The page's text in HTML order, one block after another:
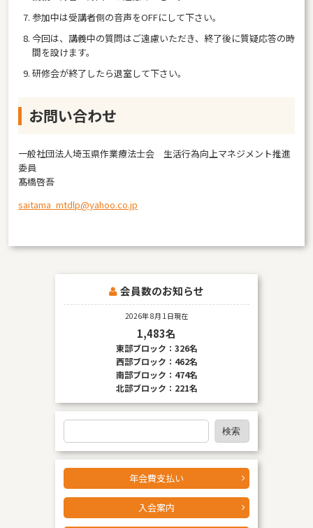
参加中は受講者側の音声をOFFにして下さい。
今回は、講義中の質問はご遠慮いただき、終了後に質疑応答の時
間を設けます。
研修会が終了したら退室して下さい。
お問い合わせ
一般社団法人埼玉県作業療法士会 生活行為向上マネジメント推進
委員
髙橋啓吾
saitama_mtdlp@yahoo.co.jp
会員数のお知らせ
2026年 8月 1日現在
1,483名
東部ブロック：326名
西部ブロック：462名
南部ブロック：474名
北部ブロック：221名
検
索
検索
年会費支払い
入会案内